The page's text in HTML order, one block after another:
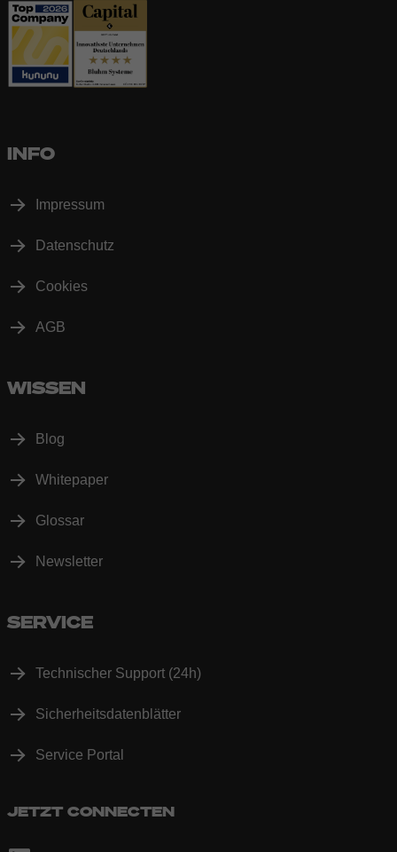
INFO
Impressum
Datenschutz
Cookies
AGB
WISSEN
Blog
Whitepaper
Glossar
Newsletter
SERVICE
Technischer Support (24h)
Sicherheitsdatenblätter
Service Portal
JETZT CONNECTEN